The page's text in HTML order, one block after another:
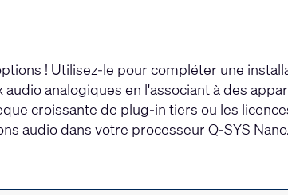
! Utilisez-le pour compléter une
analogiques en l'associant à des
croissante de plug-in tiers ou les
audio dans votre processeur Q-SYS